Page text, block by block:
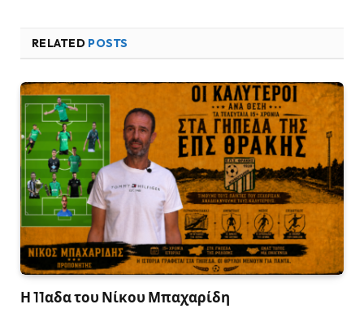
RELATED POSTS
Η 11αδα του Νίκου Μπαχαρίδη